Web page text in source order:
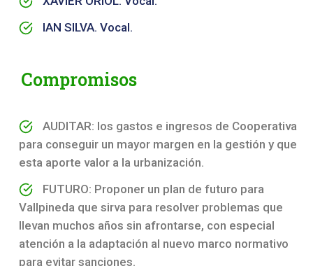
IAN SILVA. Vocal.
Compromisos
AUDITAR: los gastos e ingresos de Cooperativa
para conseguir un mayor margen en la gestión y que
esta aporte valor a la urbanización.
FUTURO: Proponer un plan de futuro para
Vallpineda que sirva para resolver problemas que
llevan muchos años sin afrontarse, con especial
atención a la adaptación al nuevo marco normativo
para evitar sanciones.